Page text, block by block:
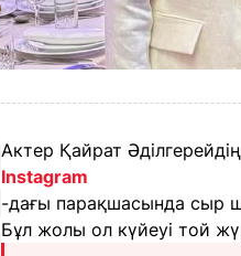
Актер Қайрат
Instagram
-дағы парақшасында сыр
Бұл жолы ол күйеуі той